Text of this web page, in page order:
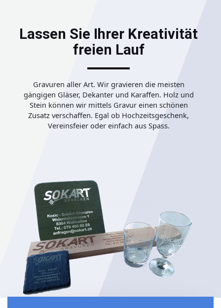
Lassen Sie Ihrer Kreativität
freien Lauf
Gravuren aller Art. Wir gravieren die meisten
gängigen Gläser, Dekanter und Karaffen. Holz und
Stein können wir mittels Gravur einen schönen
Zusatz verschaffen. Egal ob Hochzeitsgeschenk,
Vereinsfeier oder einfach aus Spass.